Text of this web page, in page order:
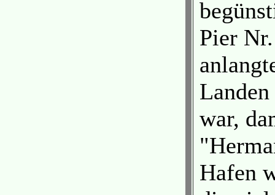
Pier
war,
Hafen